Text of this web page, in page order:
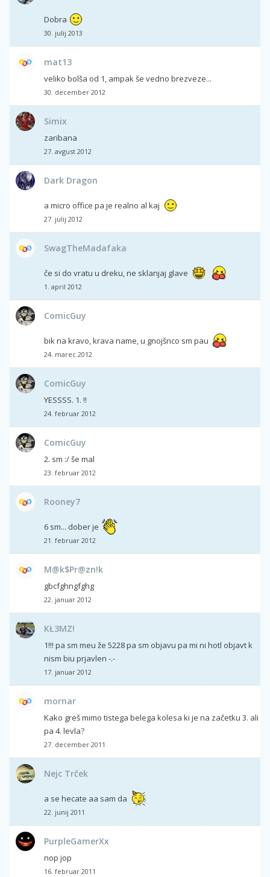
Dobra
30. julij 2013
mat13
veliko bolša od 1, ampak še vedno brezveze...
30. december 2012
Simix
zaribana
27. avgust 2012
Dark Dragon
a micro office pa je realno al kaj
27. julij 2012
SwagTheMadafaka
če si do vratu u dreku, ne sklanjaj glave
1. april 2012
ComicGuy
bik na kravo, krava name, u gnojšnco sm pau
24. marec 2012
ComicGuy
YESSSS. 1. !!
24. februar 2012
ComicGuy
2. sm :/ še mal
23. februar 2012
Rooney7
6 sm... dober je
21. februar 2012
M@k$Pr@zn!k
gbcfghngfghg
22. januar 2012
KŁ3MZ!
1!!! pa sm meu že 5228 pa sm objavu pa mi ni hotl objavt k
nism biu prjavlen -.-
17. januar 2012
mornar
Kako greš mimo tistega belega kolesa ki je na začetku 3. ali
pa 4. levla?
27. december 2011
Nejc Trček
a se hecate aa sam da
22. junij 2011
PurpleGamerXx
nop jop
16. februar 2011